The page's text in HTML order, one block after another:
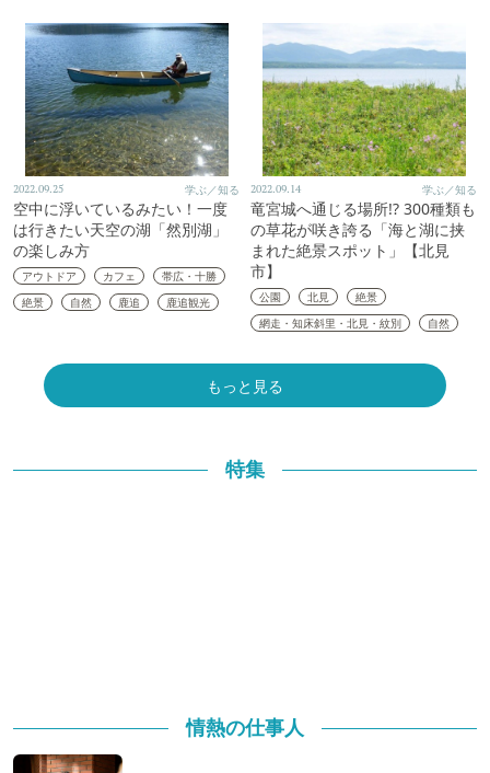
2022.09.25 学ぶ／知る
空中に浮いているみたい！一度
は行きたい天空の湖「然別湖」
の楽しみ方
アウトドア カフェ
帯広・十勝
絶景
自然 鹿追 鹿追観光
2022.09.14 学ぶ／知る
竜宮城へ通じる場所!? 300種類も
の草花が咲き誇る「海と湖に挟
まれた絶景スポット」【北見
市】
公園 北見
絶景
網走・知床斜里・北見・紋別
自然
もっと見る
特集
情熱の仕事人